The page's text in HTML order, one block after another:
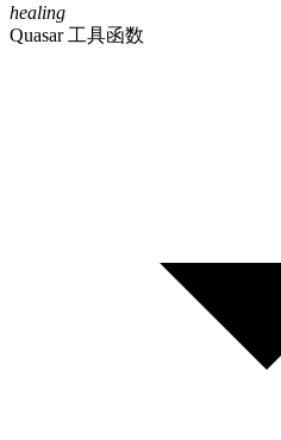
healing
Quasar 工具函数